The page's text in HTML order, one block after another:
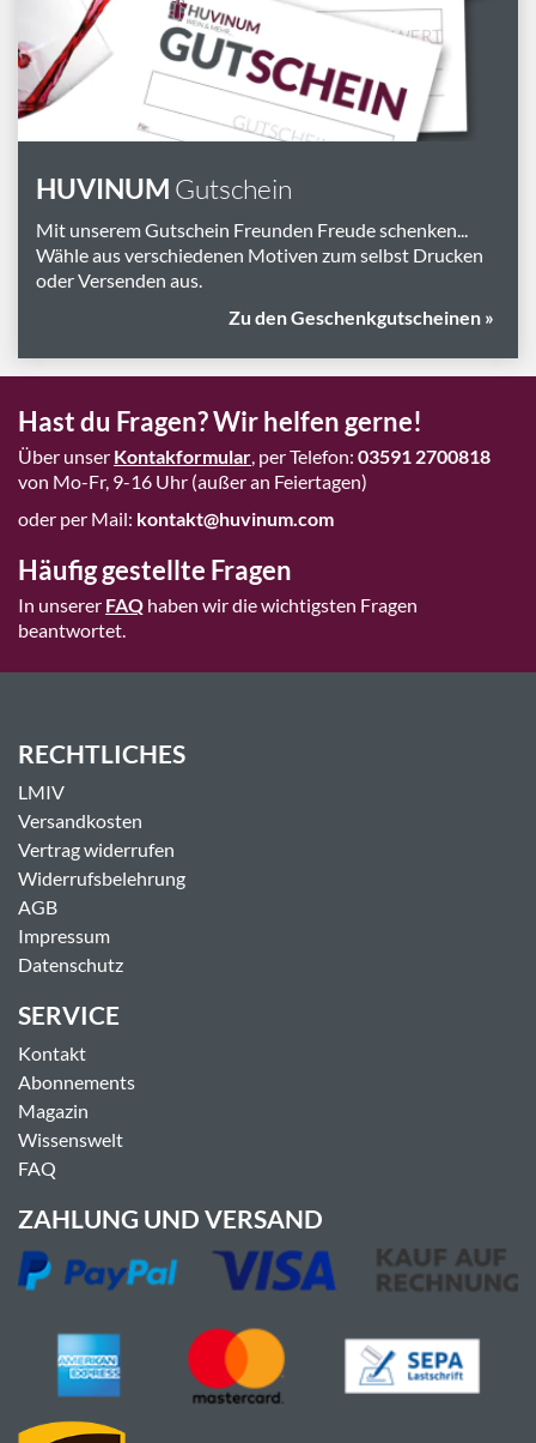
HUVINUM Gutschein
Mit unserem Gutschein Freunden Freude schenken...
Wähle aus verschiedenen Motiven zum selbst Drucken
oder Versenden aus.
Zu den Geschenkgutscheinen »
Hast du Fragen? Wir helfen gerne!
Über unser Kontakformular, per Telefon: 03591 2700818
von Mo-Fr, 9-16 Uhr (außer an Feiertagen)
oder per Mail: kontakt@huvinum.com
Häufig gestellte Fragen
In unserer FAQ haben wir die wichtigsten Fragen
beantwortet.
RECHTLICHES
LMIV
Versandkosten
Vertrag widerrufen
Widerrufsbelehrung
AGB
Impressum
Datenschutz
SERVICE
Kontakt
Abonnements
Magazin
Wissenswelt
FAQ
ZAHLUNG UND VERSAND